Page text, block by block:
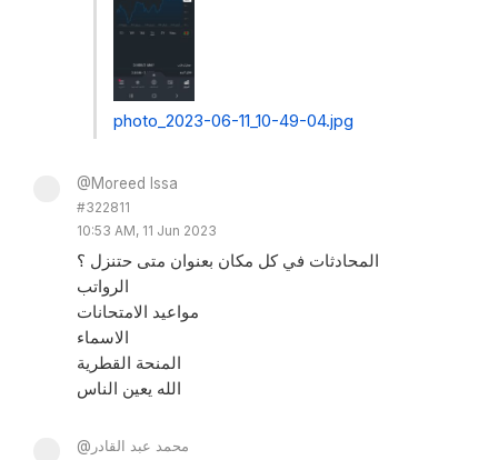
photo_2023-06-11_10-49-04.jpg
@Moreed Issa
#322811
10:53 AM, 11 Jun 2023
المحادثات في كل مكان بعنوان متى حتنزل ؟
الرواتب
مواعيد الامتحانات
الاسماء
المنحة القطرية
الله يعين الناس
@محمد عبد القادر